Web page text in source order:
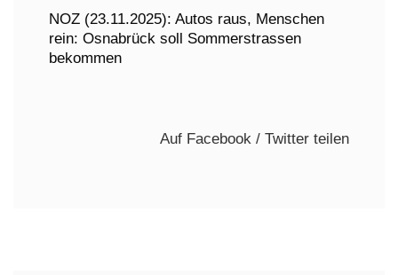
NOZ (23.11.2025): Autos raus, Menschen
rein: Osnabrück soll Sommerstrassen
bekommen
Auf Facebook / Twitter teilen